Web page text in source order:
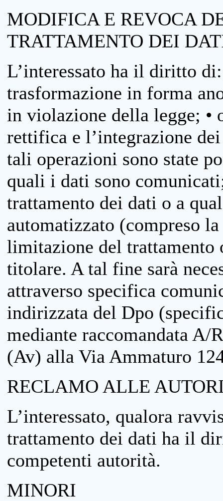
MODIFICA E REVOCA
TRATTAMENTO DEI
L’interessato ha il diritto
trasformazione in forma
in violazione della legge; •
rettifica e l’integrazione
tali operazioni sono state
quali i dati sono
trattamento dei dati o a
automatizzato (compreso
limitazione del trattamento
titolare. A tal fine sarà
attraverso specifica
indirizzata del Dpo
mediante raccomandata
(Av) alla Via Ammaturo
RECLAMO ALLE
L’interessato, qualora
trattamento dei dati ha il
competenti autorità.
MINORI